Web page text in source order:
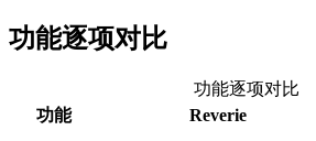
功能逐项对比
功能逐项对比
功能
Reverie